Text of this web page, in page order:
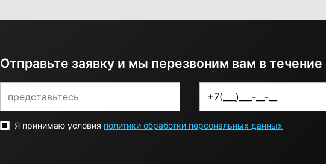
Отправьте заявку и мы перезвоним вам в
Я принимаю условия политики обработки персональных данных